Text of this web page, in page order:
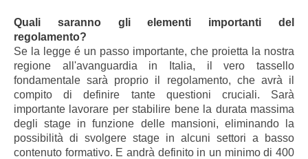
Quali saranno gli elementi importanti del
regolamento?
Se la legge é un passo importante, che proietta la nostra
regione all'avanguardia in Italia, il vero tassello
fondamentale sarà proprio il regolamento, che avrà il
compito di definire tante questioni cruciali. Sarà
importante lavorare per stabilire bene la durata massima
degli stage in funzione delle mansioni, eliminando la
possibilità di svolgere stage in alcuni settori a basso
contenuto formativo. E andrà definito in un minimo di 400